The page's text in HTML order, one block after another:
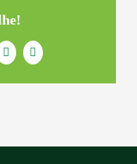
WhatsApp
E-
mail